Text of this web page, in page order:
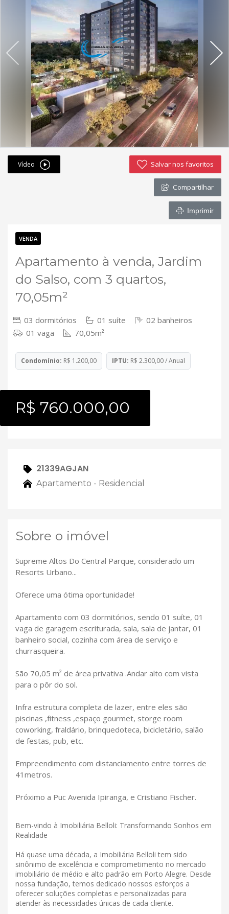
Fichas cadastrais
Financiamento
Hotsites
Política de privacidade
Postagens
Simulador de financiamento
whatsapp
ANUCIE SEU IMOVEL CONOSCO
Contato
Vídeo Salvar nos favoritos
Compartilhar
Imprimir
VENDA
Apartamento à venda, Jardim
do Salso, com 3 quartos,
70,05m²
03 dormitórios 01 suíte
02 banheiros
01 vaga
70,05m²
Condomínio: R$ 1.200,00 IPTU: R$ 2.300,00 / Anual
R$ 760.000,00
21339AGJAN
Apartamento - Residencial
Sobre o imóvel
Supreme Altos Do Central Parque, considerado um
Resorts Urbano...
Oferece uma ótima oportunidade!
Apartamento com 03 dormitórios, sendo 01 suíte, 01
vaga de garagem escriturada, sala, sala de jantar, 01
banheiro social, cozinha com área de serviço e
churrasqueira.
São 70,05 m² de área privativa .Andar alto com vista
para o pôr do sol.
Infra estrutura completa de lazer, entre eles são
piscinas ,fitness ,espaço gourmet, storge room
coworking, fraldário, brinquedoteca, bicicletário, salão
de festas, pub, etc.
Empreendimento com distanciamento entre torres de
41metros.
Próximo a Puc Avenida Ipiranga, e Cristiano Fischer.
Bem-vindo à Imobiliária Belloli: Transformando Sonhos em
Realidade
Há quase uma década, a Imobiliária Belloli tem sido
sinônimo de excelência e comprometimento no mercado
imobiliário de médio e alto padrão em Porto Alegre. Desde
nossa fundação, temos dedicado nossos esforços a
oferecer soluções completas e personalizadas para
atender às necessidades únicas de cada cliente.